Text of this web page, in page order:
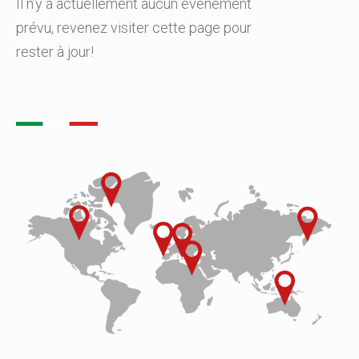
Il n’y a actuellement aucun événement
prévu, revenez visiter cette page pour
rester à jour!